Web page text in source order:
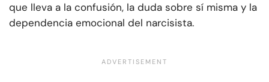
que lleva a la confusión, la duda sobre sí misma y la
dependencia emocional del narcisista.